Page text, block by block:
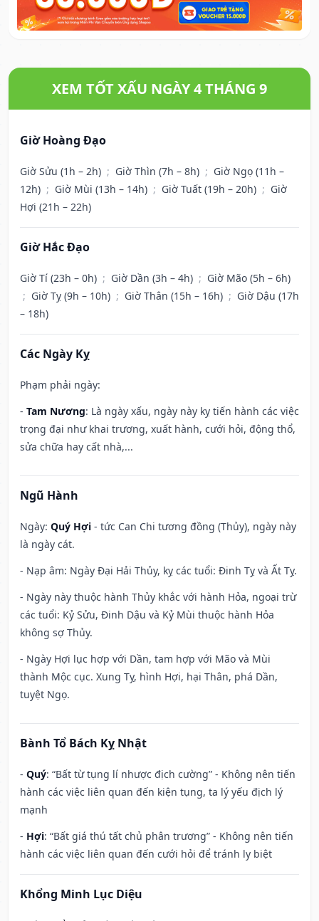
XEM TỐT XẤU NGÀY 4 THÁNG 9
Giờ Hoàng Đạo
Giờ Sửu (1h – 2h) ; Giờ Thìn (7h – 8h) ; Giờ Ngọ (11h –
12h) ; Giờ Mùi (13h – 14h) ; Giờ Tuất (19h – 20h) ; Giờ
Hợi (21h – 22h)
Giờ Hắc Đạo
Giờ Tí (23h – 0h) ; Giờ Dần (3h – 4h) ; Giờ Mão (5h – 6h)
; Giờ Tỵ (9h – 10h) ; Giờ Thân (15h – 16h) ; Giờ Dậu (17h
– 18h)
Các Ngày Kỵ
Phạm phải ngày:
- Tam Nương: Là ngày xấu, ngày này kỵ tiến hành các việc
trọng đại như khai trương, xuất hành, cưới hỏi, động thổ,
sửa chữa hay cất nhà,...
Ngũ Hành
Ngày: Quý Hợi - tức Can Chi tương đồng (Thủy), ngày này
là ngày cát.
- Nạp âm: Ngày Đại Hải Thủy, kỵ các tuổi: Đinh Tỵ và Ất Tỵ.
- Ngày này thuộc hành Thủy khắc với hành Hỏa, ngoại trừ
các tuổi: Kỷ Sửu, Đinh Dậu và Kỷ Mùi thuộc hành Hỏa
không sợ Thủy.
- Ngày Hợi lục hợp với Dần, tam hợp với Mão và Mùi
thành Mộc cục. Xung Tỵ, hình Hợi, hại Thân, phá Dần,
tuyệt Ngọ.
Bành Tổ Bách Kỵ Nhật
- Quý: “Bất từ tụng lí nhược địch cường” - Không nên tiến
hành các việc liên quan đến kiện tụng, ta lý yếu địch lý
mạnh
- Hợi: “Bất giá thú tất chủ phân trương” - Không nên tiến
hành các việc liên quan đến cưới hỏi để tránh ly biệt
Khổng Minh Lục Diệu